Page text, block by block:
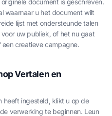
document is geschreven.
waarnaar u het document wilt
lijst met ondersteunde talen
uw publiek, of het nu gaat
creatieve campagne.
Vertalen en
heeft ingesteld, klikt u op de
verwerking te beginnen. Leun